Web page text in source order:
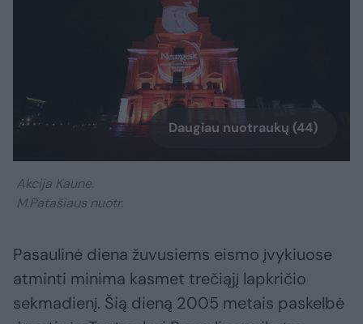
Daugiau nuotraukų (44)
Akcija Kaune.
M.Patašiaus nuotr.
Pasaulinė diena žuvusiems eismo įvykiuose
atminti minima kasmet trečiąjį lapkričio
sekmadienį. Šią dieną 2005 metais paskelbė